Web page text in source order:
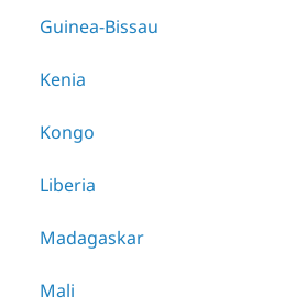
Guinea-Bissau
Kenia
Kongo
Liberia
Madagaskar
Mali